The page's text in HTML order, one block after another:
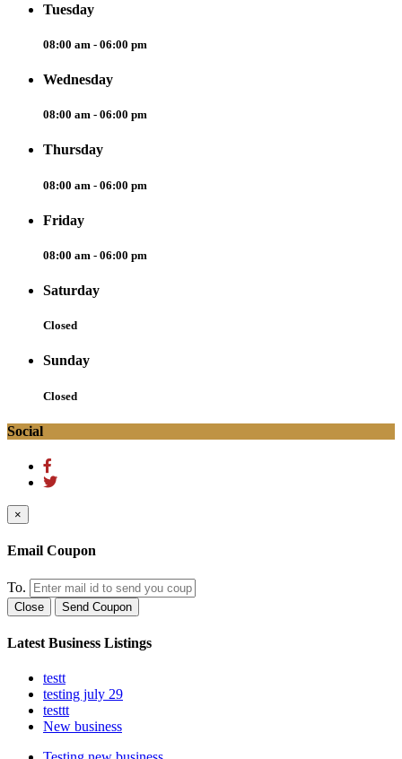
Tuesday
08:00 am - 06:00 pm
Wednesday
08:00 am - 06:00 pm
Thursday
08:00 am - 06:00 pm
Friday
08:00 am - 06:00 pm
Saturday
Closed
Sunday
Closed
Social
×
Email Coupon
To.
Close Send Coupon
Latest Business Listings
testt
testing july 29
testtt
New business